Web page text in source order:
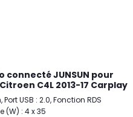
connecté JUNSUN pour
C4L 2013-17 Carplay
USB : 2.0, Fonction RDS
(W) : 4 x 35